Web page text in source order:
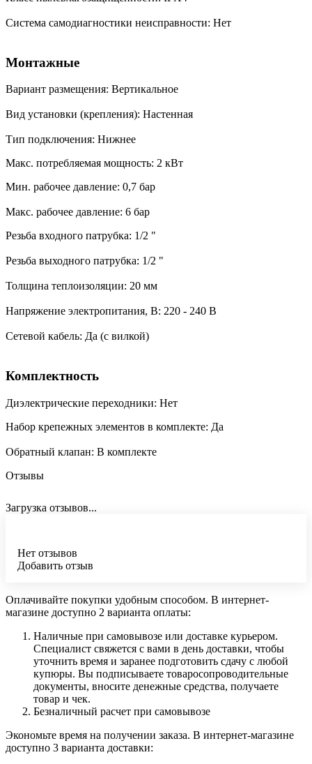
Система самодиагностики неисправности: Нет
Монтажные
Вариант размещения: Вертикальное
Вид установки (крепления): Настенная
Тип подключения: Нижнее
Макс. потребляемая мощность: 2 кВт
Мин. рабочее давление: 0,7 бар
Макс. рабочее давление: 6 бар
Резьба входного патрубка: 1/2 "
Резьба выходного патрубка: 1/2 "
Толщина теплоизоляции: 20 мм
Напряжение электропитания, В: 220 - 240 В
Сетевой кабель: Да (с вилкой)
Комплектность
Диэлектрические переходники: Нет
Набор крепежных элементов в комплекте: Да
Обратный клапан: В комплекте
Отзывы
Загрузка отзывов...
Нет отзывов
Добавить отзыв
Оплачивайте покупки удобным способом. В интернет-
магазине доступно 2 варианта оплаты:
Наличные при самовывозе или доставке курьером.
Специалист свяжется с вами в день доставки, чтобы
уточнить время и заранее подготовить сдачу с любой
купюры. Вы подписываете товаросопроводительные
документы, вносите денежные средства, получаете
товар и чек.
Безналичный расчет при самовывозе
Экономьте время на получении заказа. В интернет-магазине
доступно 3 варианта доставки: